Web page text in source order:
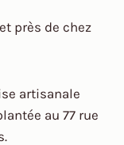
près de chez
artisanale
au 77 rue